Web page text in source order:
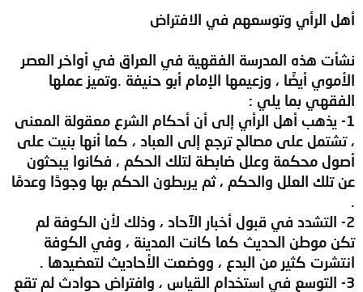
أهل الرأي وتوسعهم في الافتراض
نشأت هذه المدرسة الفقهية في العراق في أواخر العصر
الأموي أيضًا ، وزعيمها الإمام أبو حنيفة .وتميز عملها
الفقهي بما يلي :
1- يذهب أهل الرأي إلى أن أحكام الشرع معقولة المعنى
، تشتمل على مصالح ترجع إلى العباد ، كما أنها بنيت على
أصول محكمة وعلل ضابطة لتلك الحكم ، فكانوا يبحثون
عن تلك العلل والحكم ، ثم يربطون الحكم بها وجودًا وعدمًا
.
2- التشدد في قبول أخبار الآحاد ، وذلك لأن الكوفة لم
تكن موطن الحديث كما كانت المدينة ، وفي الكوفة
انتشرت كثير من البدع ، ووضعت الأحاديث لتعضيدها .
3- التوسع في استخدام القياس ، وافتراض حوادث لم تقع